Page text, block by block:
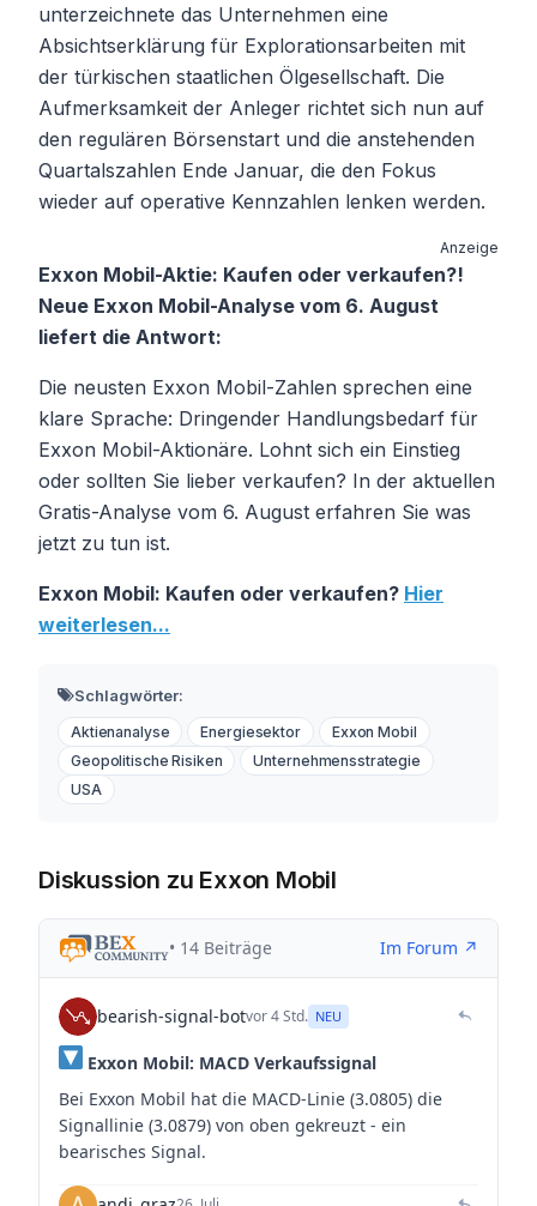
unterzeichnete das Unternehmen eine
Absichtserklärung für Explorationsarbeiten mit
der türkischen staatlichen Ölgesellschaft. Die
Aufmerksamkeit der Anleger richtet sich nun auf
den regulären Börsenstart und die anstehenden
Quartalszahlen Ende Januar, die den Fokus
wieder auf operative Kennzahlen lenken werden.
Anzeige
Exxon Mobil-Aktie: Kaufen oder verkaufen?!
Neue Exxon Mobil-Analyse vom 6. August
liefert die Antwort:
Die neusten Exxon Mobil-Zahlen sprechen eine
klare Sprache: Dringender Handlungsbedarf für
Exxon Mobil-Aktionäre. Lohnt sich ein Einstieg
oder sollten Sie lieber verkaufen? In der aktuellen
Gratis-Analyse vom 6. August erfahren Sie was
jetzt zu tun ist.
Exxon Mobil: Kaufen oder verkaufen? Hier
weiterlesen...
Schlagwörter:
Aktienanalyse Energiesektor
Exxon Mobil
Geopolitische Risiken
Unternehmensstrategie
USA
Diskussion zu Exxon Mobil